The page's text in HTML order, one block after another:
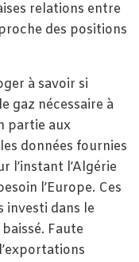
relations entre
des positions
à savoir si
gaz nécessaire à
partie aux
données fournies
l’instant l’Algérie
l’Europe. Ces
investi dans le
Faute